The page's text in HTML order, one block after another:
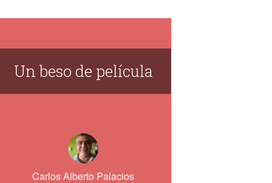
Un beso de película
Carlos Alberto Palacios